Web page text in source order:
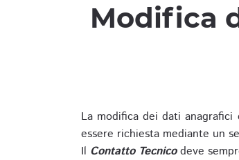
Modifica
La modifica dei dati anagrafici
essere richiesta mediante un
Il Contatto Tecnicodeve